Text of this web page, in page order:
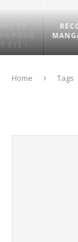
MANGAS POUR
Home Tags